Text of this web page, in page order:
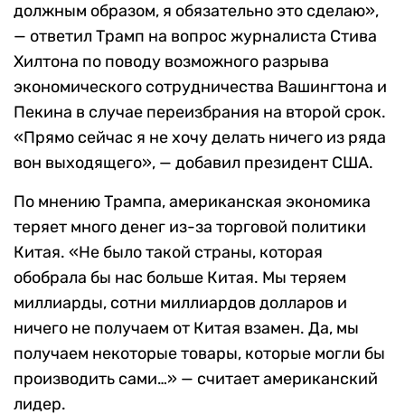
должным образом, я обязательно это сделаю»,
— ответил Трамп на вопрос журналиста Стива
Хилтона по поводу возможного разрыва
экономического сотрудничества Вашингтона и
Пекина в случае переизбрания на второй срок.
«Прямо сейчас я не хочу делать ничего из ряда
вон выходящего», — добавил президент США.
По мнению Трампа, американская экономика
теряет много денег из-за торговой политики
Китая. «Не было такой страны, которая
обобрала бы нас больше Китая. Мы теряем
миллиарды, сотни миллиардов долларов и
ничего не получаем от Китая взамен. Да, мы
получаем некоторые товары, которые могли бы
производить сами…» — считает американский
лидер.